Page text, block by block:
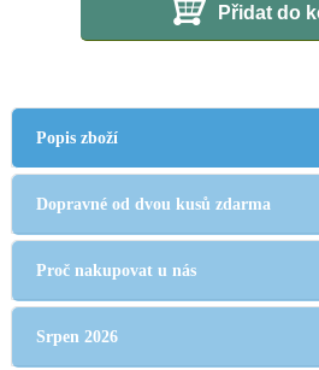
Přidat do
Popis zboží
Dopravné od dvou kusů zdarma
Proč nakupovat u nás
Srpen 2026